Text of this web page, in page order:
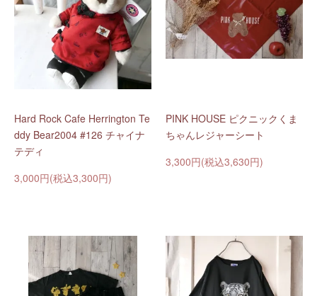
Hard Rock Cafe Herrington Te
ddy Bear2004 #126 チャイナ
テディ
3,000円(税込3,300円)
PINK HOUSE ピクニックくま
ちゃんレジャーシート
3,300円(税込3,630円)